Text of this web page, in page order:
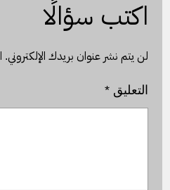
اكتب سؤالًا
لن يتم نشر عنوان بريدك الإلكتروني.
التعليق*